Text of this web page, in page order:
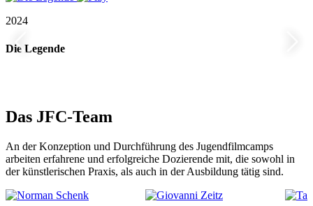
2024
Die Legende
Das JFC-Team
An der Konzeption und Durchführung des Jugendfilmcamps
arbeiten erfahrene und erfolgreiche Dozierende mit, die sowohl in
der künstlerischen Praxis, als auch in der Ausbildung tätig sind.